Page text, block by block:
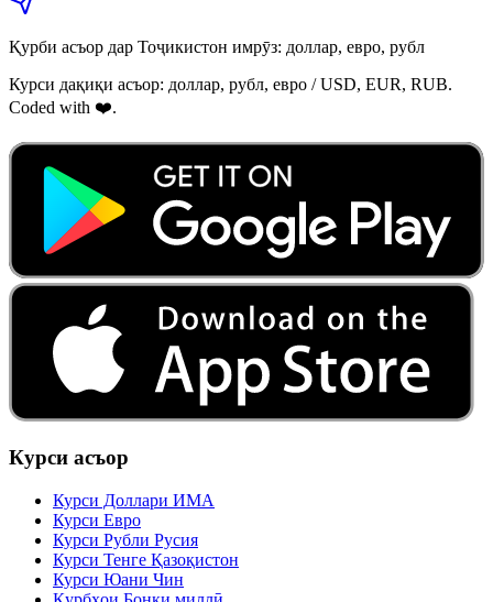
Қурби асъор дар Тоҷикистон имрӯз: доллар, евро, рубл
Курси дақиқи асъор: доллар, рубл, евро / USD, EUR, RUB.
Coded with ❤️.
Курси асъор
Курси Доллари ИМА
Курси Евро
Курси Рубли Русия
Курси Тенге Қазоқистон
Курси Юани Чин